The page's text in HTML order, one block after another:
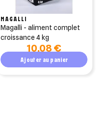
MAGALLI
magalli - aliment complet
croissance 4 kg
10,08 €
Ajouter au panier